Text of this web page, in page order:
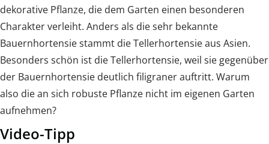
dekorative Pflanze, die dem Garten einen besonderen
Charakter verleiht. Anders als die sehr bekannte
Bauernhortensie stammt die Tellerhortensie aus Asien.
Besonders schön ist die Tellerhortensie, weil sie gegenüber
der Bauernhortensie deutlich filigraner auftritt. Warum
also die an sich robuste Pflanze nicht im eigenen Garten
aufnehmen?
Video-Tipp